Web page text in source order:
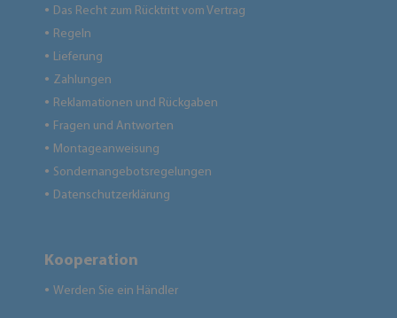
● Das Recht zum Rücktritt vom Vertrag
● Regeln
● Lieferung
● Zahlungen
● Reklamationen und Rückgaben
● Fragen und Antworten
● Montageanweisung
● Sondernangebotsregelungen
● Datenschutzerklärung
Kooperation
● Werden Sie ein Händler